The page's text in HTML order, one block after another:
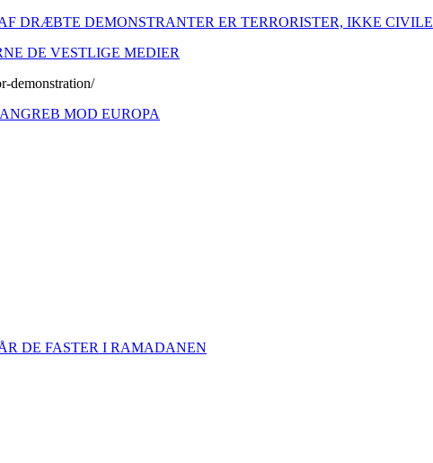
DRÆBTE DEMONSTRANTER ER TERRORISTER, IKKE CIVILE
DE VESTLIGE MEDIER
demonstration/
MOD EUROPA
DE FASTER I RAMADANEN